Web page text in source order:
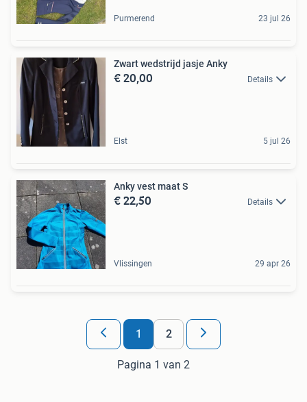
Purmerend 23 jul 26
Zwart wedstrijd jasje Anky
€ 20,00 Details
Elst 5 jul 26
Anky vest maat S
€ 22,50 Details
Vlissingen 29 apr 26
1 2
Pagina 1 van 2